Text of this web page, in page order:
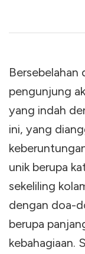
Bersebelahan
pengunjung
yang indah
ini, yang
unik berupa
sekeliling
dengan doa-
berupa
kebahagiaan.